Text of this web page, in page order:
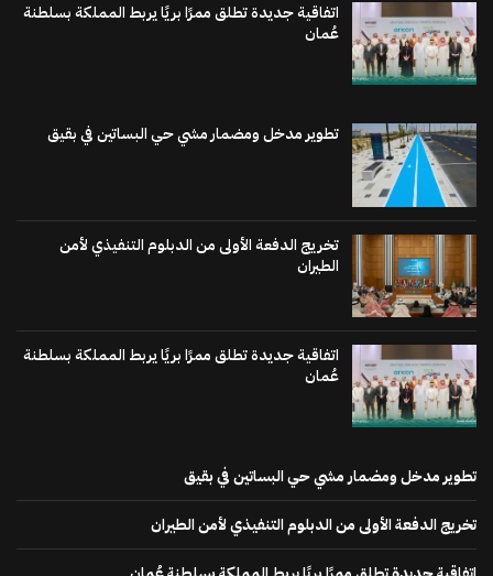
اتفاقية جديدة تطلق ممرًا بريًا يربط المملكة بسلطنة
عُمان
تطوير مدخل ومضمار مشي حي البساتين في بقيق
تخريج الدفعة الأولى من الدبلوم التنفيذي لأمن
الطيران
اتفاقية جديدة تطلق ممرًا بريًا يربط المملكة بسلطنة
عُمان
تطوير مدخل ومضمار مشي حي البساتين في بقيق
تخريج الدفعة الأولى من الدبلوم التنفيذي لأمن الطيران